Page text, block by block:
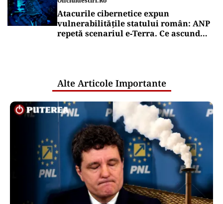
Atacurile cibernetice expun
vulnerabilitățile statului român: ANP
repetă scenariul e‑Terra. Ce ascund
Alte Articole Importante